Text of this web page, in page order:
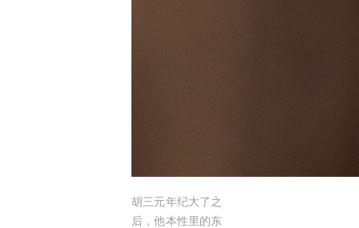
胡三元年纪大了之
后，他本性里的东